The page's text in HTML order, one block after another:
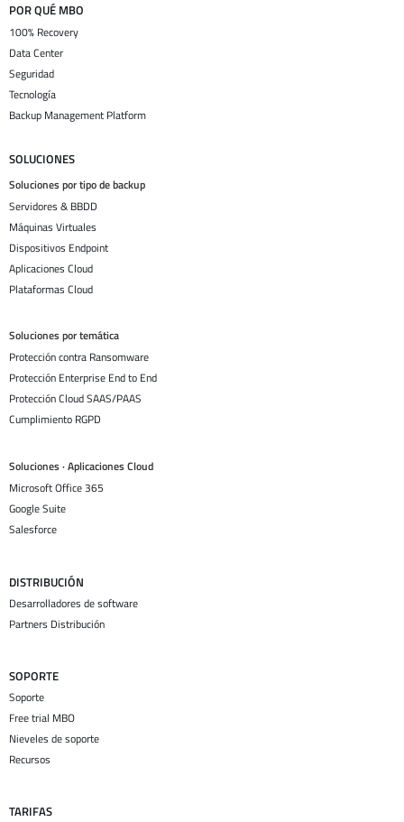
POR QUÉ MBO
100% Recovery
Data Center
Seguridad
Tecnología
Backup Management Platform
SOLUCIONES
Soluciones por tipo de backup
Servidores & BBDD
Máquinas Virtuales
Dispositivos Endpoint
Aplicaciones Cloud
Plataformas Cloud
Soluciones por temática
Protección contra Ransomware
Protección Enterprise End to End
Protección Cloud SAAS/PAAS
Cumplimiento RGPD
Soluciones · Aplicaciones Cloud
Microsoft Office 365
Google Suite
Salesforce
DISTRIBUCIÓN
Desarrolladores de software
Partners Distribución
SOPORTE
Soporte
Free trial MBO
Nieveles de soporte
Recursos
TARIFAS